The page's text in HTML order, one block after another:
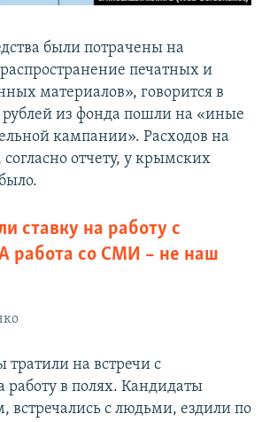
были потрачены на
печатных и
материалов», говорится в
рублей из фонда пошли на «иные
кампании». Расходов на
отчету, у крымских
ставку на работу с
работа со СМИ – не наш
тратили на встречи с
работу в полях. Кандидаты
встречались с людьми, ездили по